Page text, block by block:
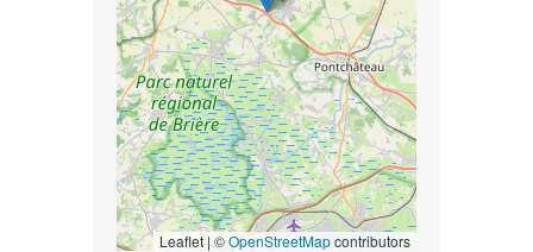
Leaflet | ©OpenStreetMapcontributors